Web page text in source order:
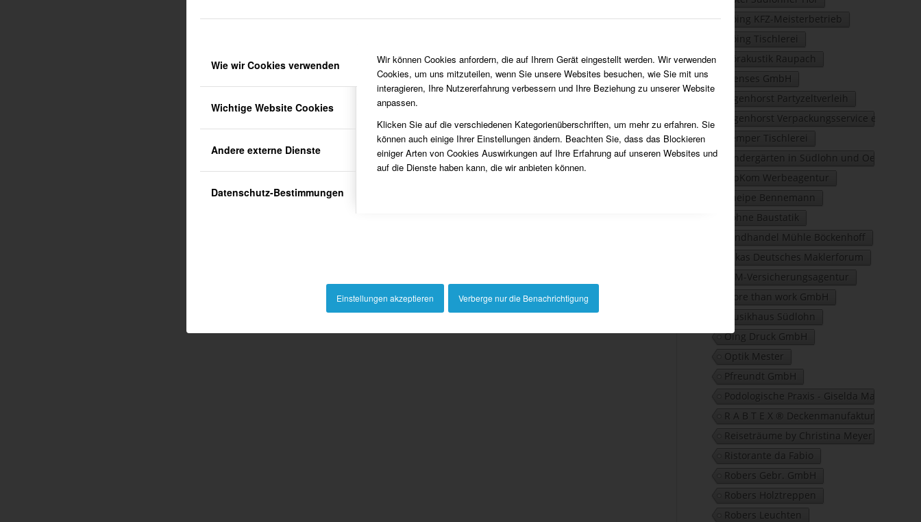
Wie wir Cookies verwenden
Wichtige Website Cookies
Andere externe Dienste
Datenschutz-Bestimmungen
Wir können Cookies anfordern, die auf Ihrem Gerät eingestellt werden. Wir verwenden
Cookies, um uns mitzuteilen, wenn Sie unsere Websites besuchen, wie Sie mit uns
interagieren, Ihre Nutzererfahrung verbessern und Ihre Beziehung zu unserer Website
anpassen.
Klicken Sie auf die verschiedenen Kategorienüberschriften, um mehr zu erfahren. Sie
können auch einige Ihrer Einstellungen ändern. Beachten Sie, dass das Blockieren
einiger Arten von Cookies Auswirkungen auf Ihre Erfahrung auf unseren Websites und
auf die Dienste haben kann, die wir anbieten können.
Einstellungen akzeptieren Verberge nur die Benachrichtigung
Höing KFZ-Meisterbetrieb
Höing Tischlerei
Hörakustik Raupach
Idenses GmbH
Ingenhorst Partyzeltverleih
Ingenhorst Verpackungsservice e.K.
Kemper Tischlerei
Kindergärten in Südlohn und Oeding
KipKom Werbeagentur
Kneipe Bennemann
Köhne Baustatik
Landhandel Mühle Böckenhoff
Lukas Deutsches Maklerforum
LVM-Versicherungsagentur
more than work GmbH
Musikhaus Südlohn
Oing Druck GmbH
Optik Mester
Pfreundt GmbH
Podologische Praxis - Giselda Marano
R A B T E X ® Deckenmanufaktur GbR
Reiseträume by Christina Meyer
Ristorante da Fabio
Robers Gebr. GmbH
Robers Holztreppen
Robers Leuchten